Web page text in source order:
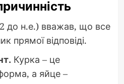
до н.е.) вважав, що все
прямої відповіді.
Курка – це
а яйце –